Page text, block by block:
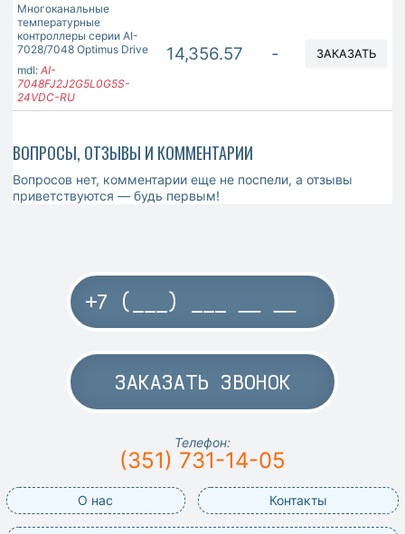
Многоканальные
температурные
контроллеры серии AI-
7028/7048 Optimus Drive
mdl: AI-
7048FJ2J2G5L0G5S-
24VDC-RU
14,356.57 - ЗАКАЗАТЬ
ВОПРОСЫ, ОТЗЫВЫ И КОММЕНТАРИИ
Вопросов нет, комментарии еще не поспели, а отзывы
приветствуются — будь первым!
ЗАКАЗАТЬ ЗВОНОК
Телефон:
(351) 731-14-05
О нас Контакты